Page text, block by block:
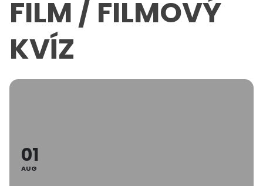
FILM / FILMOVÝ
KVÍZ
01
AUG